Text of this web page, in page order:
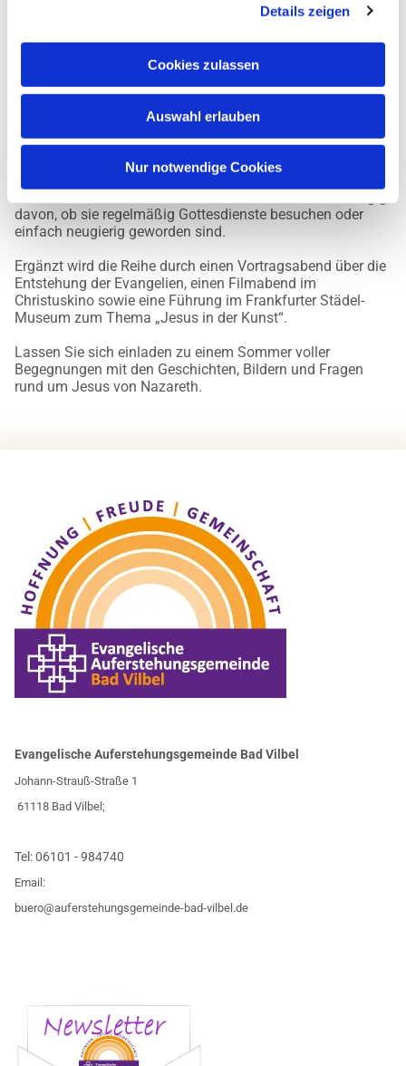
Details zeigen
Cookies zulassen
Auswahl erlauben
Nur notwendige Cookies
Dabei geht es um Fragen, die auch heute aktuell sind: Wie
gehen wir mit Zweifeln um? Woher nehmen Menschen
Mut? Wie reagieren wir auf Leistungsdruck? Was bedeutet
für unser Leben heute bedeuten?
Christuskirche sowie um 9.30 Uhr wechselnd in den
weiteren Kirchen der Auferstehungsgemeinde statt.
davon, ob sie regelmäßig Gottesdienste besuchen oder
einfach neugierig geworden sind.
Ergänzt wird die Reihe durch einen Vortragsabend über die
Entstehung der Evangelien, einen Filmabend im
Christuskino sowie eine Führung im Frankfurter Städel-
Museum zum Thema „Jesus in der Kunst“.
Lassen Sie sich einladen zu einem Sommer voller
Begegnungen mit den Geschichten, Bildern und Fragen
rund um Jesus von Nazareth.
Evangelische Auferstehungsgemeinde Bad Vilbel
Johann-Strauß-Straße 1
61118 Bad Vilbel;
Tel:06101 - 984740
Email:
buero@auferstehungsgemeinde-bad-vilbel.de